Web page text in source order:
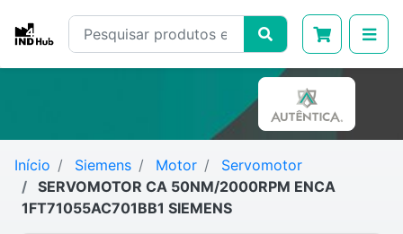
Início Siemens Motor
Servomotor
SERVOMOTOR CA 50NM/2000RPM ENCA
1FT71055AC701BB1 SIEMENS